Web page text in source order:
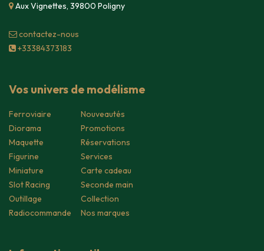
Aux Vignettes, 39800 Poligny
contacte​z-nous
+33384373183
Vos univers de modélisme
Ferroviaire
Diorama
Maquette
Figurine
Miniature
Slot Racing
Outillage
Radiocommande
Nouveautés
Promotions
Réservations
Services
Carte cadeau
Seconde main
Collection
Nos marques